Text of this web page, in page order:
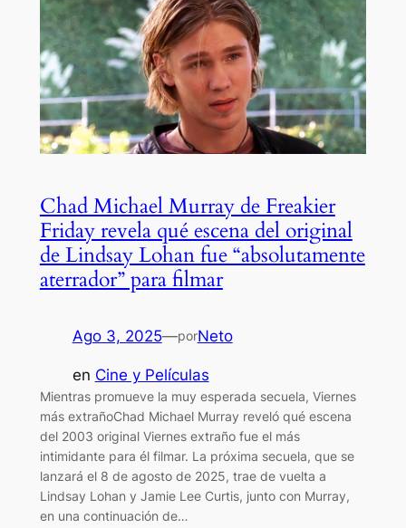
Chad Michael Murray de Freakier
Friday revela qué escena del original
de Lindsay Lohan fue “absolutamente
aterrador” para filmar
Ago 3, 2025—porNeto
en Cine y Películas
Mientras promueve la muy esperada secuela, Viernes
más extrañoChad Michael Murray reveló qué escena
del 2003 original Viernes extraño fue el más
intimidante para él filmar. La próxima secuela, que se
lanzará el 8 de agosto de 2025, trae de vuelta a
Lindsay Lohan y Jamie Lee Curtis, junto con Murray,
en una continuación de…